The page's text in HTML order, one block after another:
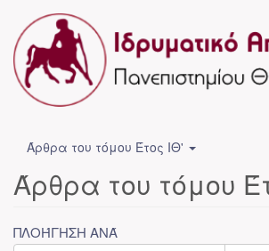
Άρθρα του τόμου Έτος ΙΘ'
Άρθρα του τόμου
ΠΛΟΉΓΗΣΗ ΑΝΆ